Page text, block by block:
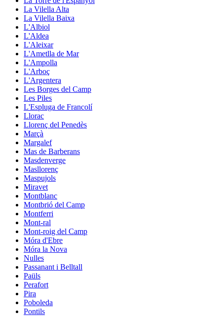
La Vilella Alta
La Vilella Baixa
L'Albiol
L'Aldea
L'Aleixar
L'Ametlla de Mar
L'Ampolla
L'Arboç
L'Argentera
Les Borges del Camp
Les Piles
L'Espluga de Francolí
Llorac
Llorenç del Penedès
Marçà
Margalef
Mas de Barberans
Masdenverge
Masllorenç
Maspujols
Miravet
Montblanc
Montbrió del Camp
Montferri
Mont-ral
Mont-roig del Camp
Móra d'Ebre
Móra la Nova
Nulles
Passanant i Belltall
Paüls
Perafort
Pira
Poboleda
Pontils